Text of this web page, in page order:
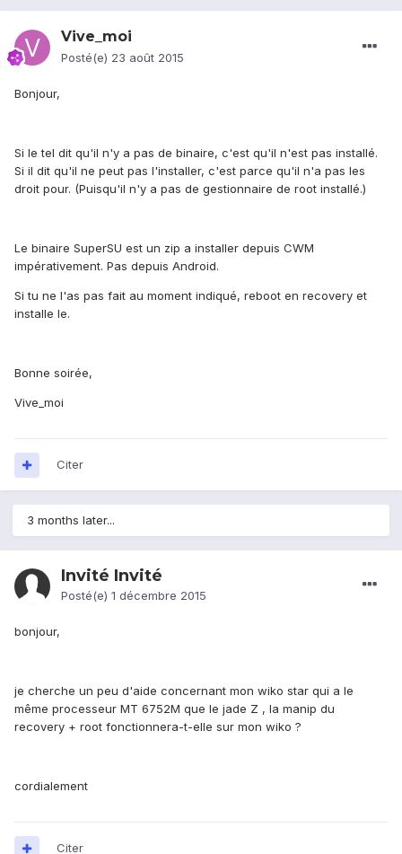
Vive_moi
Posté(e) 23 août 2015
Bonjour,
Si le tel dit qu'il n'y a pas de binaire, c'est qu'il n'est pas installé.
Si il dit qu'il ne peut pas l'installer, c'est parce qu'il n'a pas les
droit pour. (Puisqu'il n'y a pas de gestionnaire de root installé.)
Le binaire SuperSU est un zip a installer depuis CWM
impérativement. Pas depuis Android.
Si tu ne l'as pas fait au moment indiqué, reboot en recovery et
installe le.
Bonne soirée,
Vive_moi
Citer
3 months later...
Invité Invité
Posté(e) 1 décembre 2015
bonjour,
je cherche un peu d'aide concernant mon wiko star qui a le
même processeur MT 6752M que le jade Z , la manip du
recovery + root fonctionnera-t-elle sur mon wiko ?
cordialement
Citer